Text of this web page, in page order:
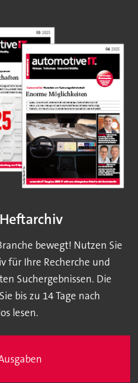
bewegt! Nutzen Sie
für Ihre Recherche und
Suchergebnissen. Die
bis zu 14 Tage nach
lesen.